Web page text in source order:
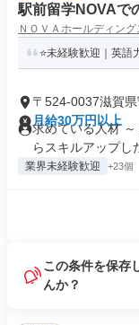
駅前留学NOVAで
ＮＯＶＡホールディン
⭐未経験歓迎｜英
〒524-0037滋賀
月給30万円以上
求めている人材
らスキルアップし
業界未経験歓迎 +23個
この条件を保存
んか？